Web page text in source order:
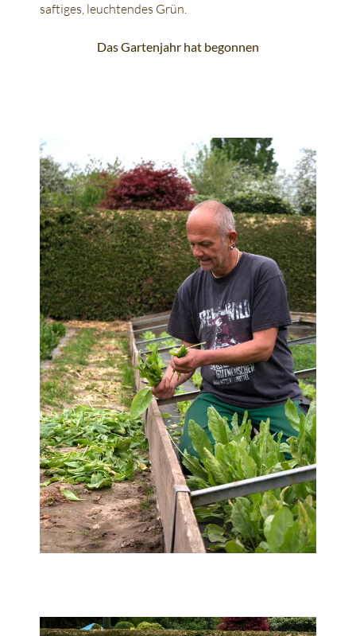
saftiges, leuchtendes Grün.
Das Gartenjahr hat begonnen